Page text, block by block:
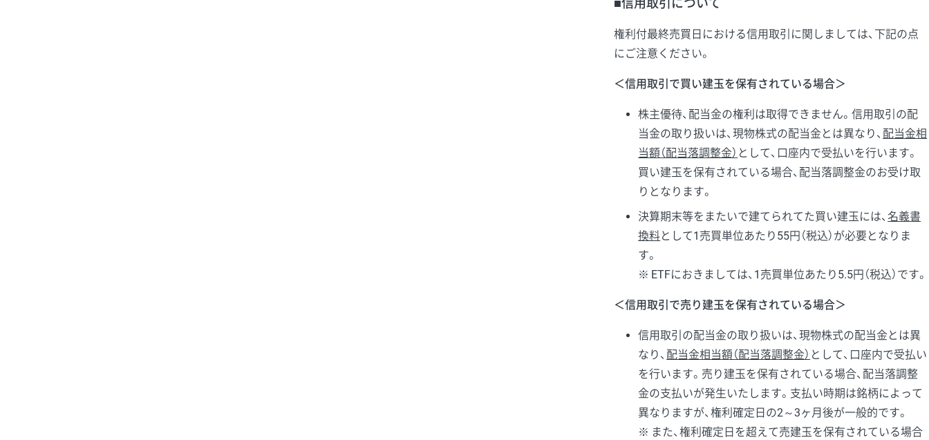
■信用取引について
権利付最終売買日における信用取引に関しましては、下記の点
にご注意ください。
＜信用取引で買い建玉を保有されている場合＞
株主優待、配当金の権利は取得できません。信用取引の配
当金の取り扱いは、現物株式の配当金とは異なり、 配当金相
当額（配当落調整金） として、口座内で受払いを行います。
買い建玉を保有されている場合、配当落調整金のお受け取
りとなります。
決算期末等をまたいで建てられてた買い建玉には、名義書
換料として1売買単位あたり55円（税込）が必要となりま
す。
ETFにおきましては、1売買単位あたり5.5円（税込）です。
＜信用取引で売り建玉を保有されている場合＞
信用取引の配当金の取り扱いは、現物株式の配当金とは異
なり、 配当金相当額（配当落調整金） として、口座内で受払い
を行います。売り建玉を保有されている場合、配当落調整
金の支払いが発生いたします。支払い時期は銘柄によって
異なりますが、権利確定日の2～3ヶ月後が一般的です。
また、権利確定日を超えて売建玉を保有されている場合